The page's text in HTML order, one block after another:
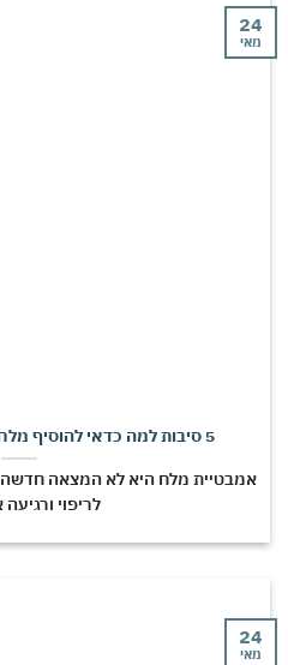
5 סיבות למה כדאי להוסיף מלח ים המלח לאמבטיה שלך
אמבטיית מלח היא לא המצאה
לריפוי
24
מאי
24
מאי